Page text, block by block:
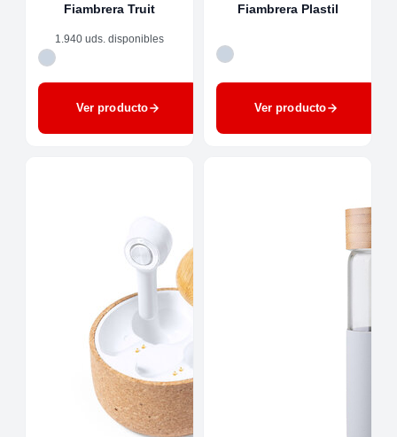
Fiambrera Truit
1.940 uds. disponibles
Ver producto
Fiambrera Plastil
Ver producto